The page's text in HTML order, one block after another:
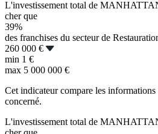
L'investissement total de
cher que
39%
des franchises du secteur de
260 000 €
min 1 €
max 5 000 000 €
Cet indicateur compare les informations
concerné.
L'investissement total de